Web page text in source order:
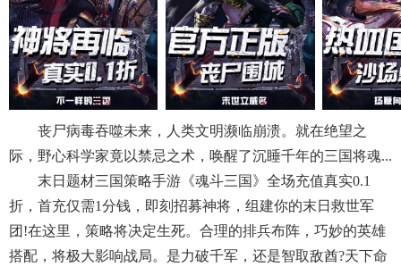
丧尸病毒吞噬未来，人类文明濒临崩溃。就在绝望之
际，野心科学家竟以禁忌之术，唤醒了沉睡千年的三国将魂...
末日题材三国策略手游《魂斗三国》全场充值真实0.1
折，首充仅需1分钱，即刻招募神将，组建你的末日救世军
团!在这里，策略将决定生死。合理的排兵布阵，巧妙的英雄
搭配，将极大影响战局。是力破千军，还是智取敌酋?天下命